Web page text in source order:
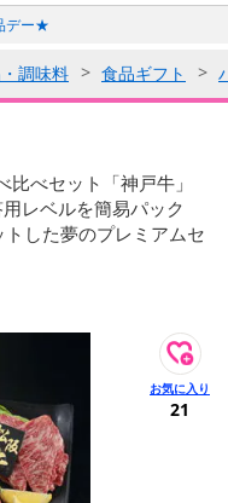
デー★
調味料 食品ギフト
べセット「神戸牛」
レベルを簡易パック
した夢のプレミアムセ
21